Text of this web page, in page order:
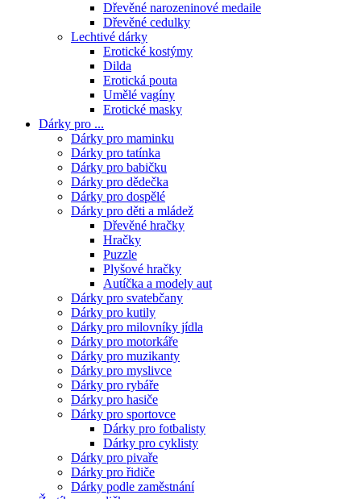
Dřevěné narozeninové medaile
Dřevěné cedulky
Lechtivé dárky
Erotické kostýmy
Dilda
Erotická pouta
Umělé vagíny
Erotické masky
Dárky pro ...
Dárky pro maminku
Dárky pro tatínka
Dárky pro babičku
Dárky pro dědečka
Dárky pro dospělé
Dárky pro děti a mládež
Dřevěné hračky
Hračky
Puzzle
Plyšové hračky
Autíčka a modely aut
Dárky pro svatebčany
Dárky pro kutily
Dárky pro milovníky jídla
Dárky pro motorkáře
Dárky pro muzikanty
Dárky pro myslivce
Dárky pro rybáře
Dárky pro hasiče
Dárky pro sportovce
Dárky pro fotbalisty
Dárky pro cyklisty
Dárky pro pivaře
Dárky pro řidiče
Dárky podle zaměstnání